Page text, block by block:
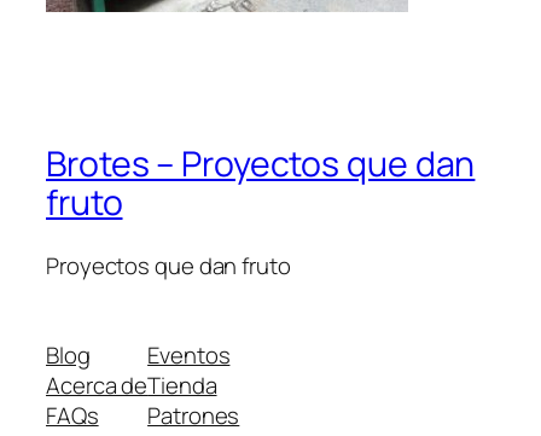
Brotes – Proyectos que dan
fruto
Proyectos que dan fruto
Blog
Acerca de
FAQs
Eventos
Tienda
Patrones